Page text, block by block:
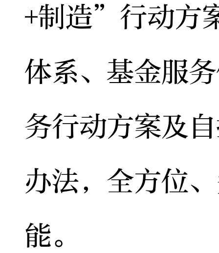
+制造”行动方
体系、基金服
务行动方案及
办法，全方位
能。